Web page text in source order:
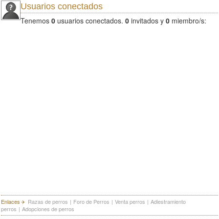
Usuarios conectados
Tenemos 0 usuarios conectados. 0 invitados y 0 miembro/s:
Enlaces Razas de perros | Foro de Perros | Venta perros | Adiestramiento
perros | Adopciones de perros